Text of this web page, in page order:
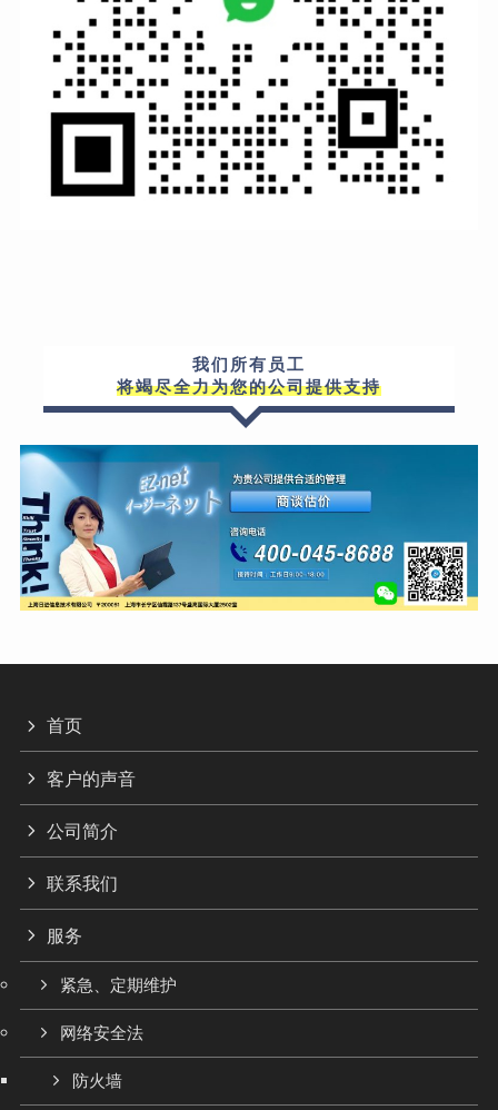
我们所有员工
将竭尽全力为您的公司提供支持
首页
客户的声音
公司简介
联系我们
服务
紧急、定期维护
网络安全法
防火墙